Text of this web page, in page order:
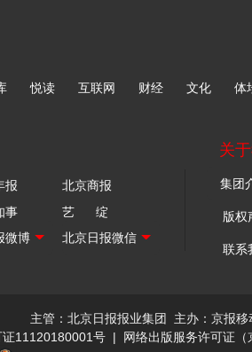
悦读 互联网 财经 文化 体
报
北京商报
事
艺 绽
关
版权
联系
主管：北京日报报业集团 主办：京报移
11120180001号 | 网络出版服务许可证